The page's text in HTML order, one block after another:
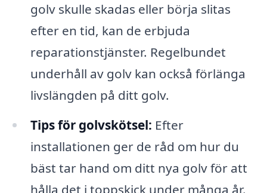
golv skulle skadas eller börja slitas
efter en tid, kan de erbjuda
reparationstjänster. Regelbundet
underhåll av golv kan också förlänga
livslängden på ditt golv.
Tips för golvskötsel: Efter
installationen ger de råd om hur du
bäst tar hand om ditt nya golv för att
hålla det i toppskick under många år.